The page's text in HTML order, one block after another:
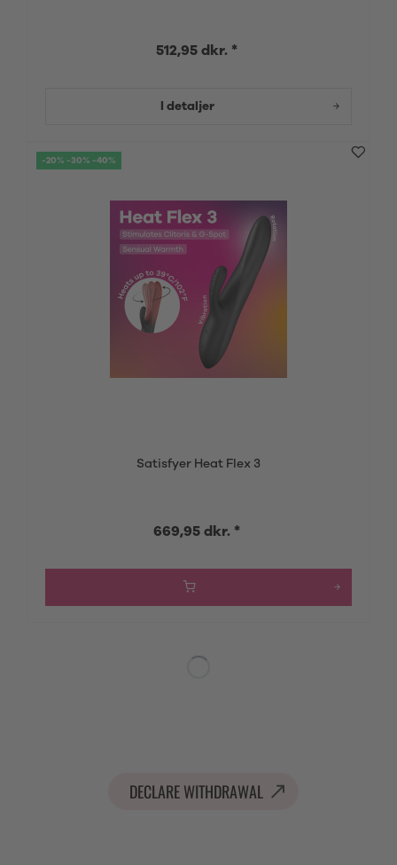
512,95 dkr. *
I detaljer
-20% -30% -40%
Satisfyer Heat Flex 3
669,95 dkr. *
DECLARE WITHDRAWAL